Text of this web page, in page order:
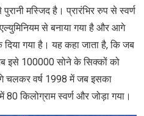
मस्जिद है। प्रारंभिर रुप से स्वर्ण
से बनाया गया है और आगे
गया है। यह कहा जाता है, कि जब
इसे 100000 सोने के सिक्कों को
चलकर वर्ष 1998 में जब इसका
80 किलोग्राम स्वर्ण और जोड़ा गया।